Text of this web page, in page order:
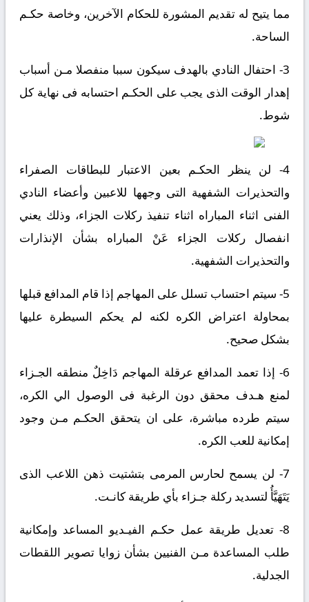
مما يتيح له تقديم المشورة للحكام الآخرين، وخاصة حكـم
الساحة.
3- احتفال النادي بالهدف سيكون سببا منفصلا مـن أسباب
إهدار الوقت الذى يجب على الحكـم احتسابه فى نهاية كل
شوط.
4- لن ينظر الحكـم بعين الاعتبار للبطاقات الصفراء
والتحذيرات الشفهية التى وجهها للاعبين وأعضاء النادي
الفنى اثناء المباراه اثناء تنفيذ ركلات الجزاء، وذلك يعني
انفصال ركلات الجزاء عَنْ المباراه بشأن الإنذارات
والتحذيرات الشفهية.
5- سيتم احتساب تسلل على المهاجم إذا قام المدافع قبلها
بمحاولة اعتراض الكره لكنه لم يحكم السيطرة عليها
بشكل صحيح.
6- إذا تعمد المدافع عرقلة المهاجم دَاخِلٌ منطقه الجـزاء
لمنع هـدف محقق دون الرغبة فى الوصول الي الكره،
سيتم طرده مباشرة، على ان يتحقق الحكـم مـن وجود
إمكانية للعب الكره.
7- لن يسمح لحارس المرمى بتشتيت ذهن اللاعب الذى
يَتَهَيَّأُ لتسديد ركلة جـزاء بأي طريقة كانـت.
8- تعديل طريقة عمل حكـم الفيـديو المساعد وإمكانية
طلب المساعدة مـن الفنيين بشأن زوايا تصوير اللقطات
الجدلية.